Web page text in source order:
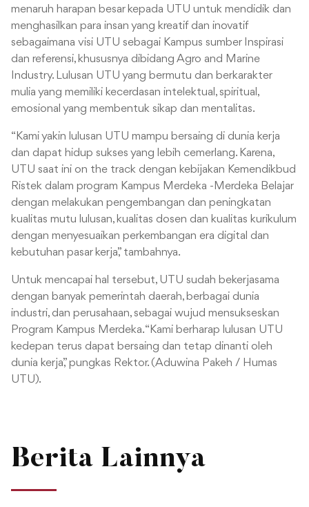
menaruh harapan besar kepada UTU untuk mendidik dan
menghasilkan para insan yang kreatif dan inovatif
sebagaimana visi UTU sebagai Kampus sumber Inspirasi
dan referensi, khususnya dibidang Agro and Marine
Industry. Lulusan UTU yang bermutu dan berkarakter
mulia yang memiliki kecerdasan intelektual, spiritual,
emosional yang membentuk sikap dan mentalitas.
“Kami yakin lulusan UTU mampu bersaing di dunia kerja
dan dapat hidup sukses yang lebih cemerlang. Karena,
UTU saat ini on the track dengan kebijakan Kemendikbud
Ristek dalam program Kampus Merdeka -Merdeka Belajar
dengan melakukan pengembangan dan peningkatan
kualitas mutu lulusan, kualitas dosen dan kualitas kurikulum
dengan menyesuaikan perkembangan era digital dan
kebutuhan pasar kerja,” tambahnya.
Untuk mencapai hal tersebut, UTU sudah bekerjasama
dengan banyak pemerintah daerah, berbagai dunia
industri, dan perusahaan, sebagai wujud mensukseskan
Program Kampus Merdeka. “Kami berharap lulusan UTU
kedepan terus dapat bersaing dan tetap dinanti oleh
dunia kerja,” pungkas Rektor. (Aduwina Pakeh / Humas
UTU).
Berita Lainnya